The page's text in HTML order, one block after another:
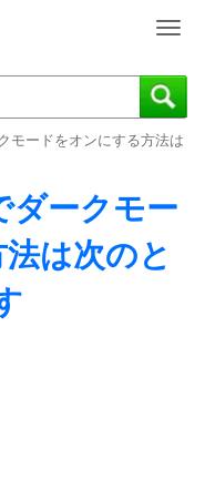
T
g
g
e
a
モードをオンにする方法は
ークモー
は次のと